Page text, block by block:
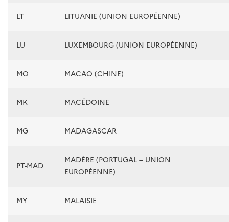
LT LITUANIE (UNION EUROPÉENNE)
LU LUXEMBOURG (UNION EUROPÉENNE)
MO MACAO (CHINE)
MK MACÉDOINE
MG MADAGASCAR
PT-MAD
MADÈRE (PORTUGAL – UNION
EUROPÉENNE)
MY MALAISIE